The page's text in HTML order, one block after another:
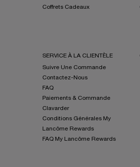
Coffrets Cadeaux
SERVICE À LA CLIENTÈLE
Suivre Une Commande
Contactez-Nous
FAQ
Paiements & Commande
Clavarder
Conditions Générales My
Lancôme Rewards
FAQ My Lancôme Rewards